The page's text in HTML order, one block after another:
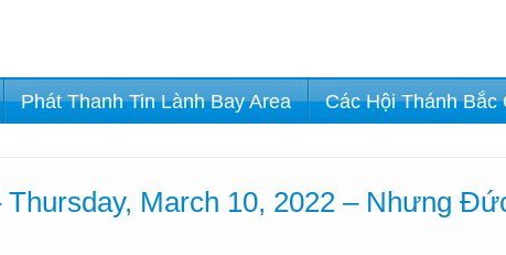
Phát Thanh Tin Lành Bay Area Các Hội Thánh Bắc
March 10, 2022 – Nhưng